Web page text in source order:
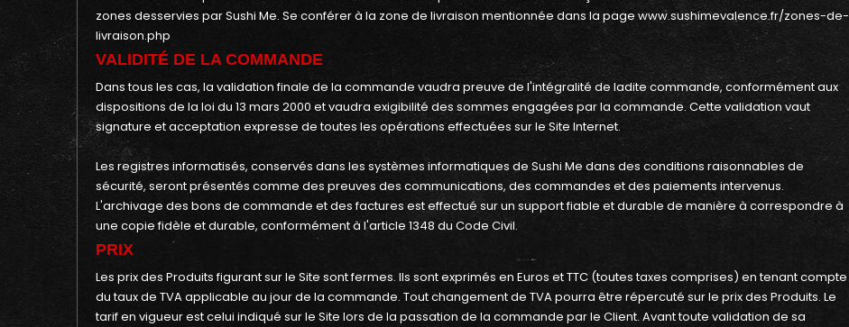
zones desservies par Sushi Me. Se conférer à la zone de livraison mentionnée dans la page www.sushimevalence.fr/zones-de-
livraison.php
VALIDITÉ DE LA COMMANDE
Dans tous les cas, la validation finale de la commande vaudra preuve de l'intégralité de ladite commande, conformément aux
dispositions de la loi du 13 mars 2000 et vaudra exigibilité des sommes engagées par la commande. Cette validation vaut
signature et acceptation expresse de toutes les opérations effectuées sur le Site Internet.
Les registres informatisés, conservés dans les systèmes informatiques de Sushi Me dans des conditions raisonnables de
sécurité, seront présentés comme des preuves des communications, des commandes et des paiements intervenus.
L'archivage des bons de commande et des factures est effectué sur un support fiable et durable de manière à correspondre à
une copie fidèle et durable, conformément à l'article 1348 du Code Civil.
PRIX
Les prix des Produits figurant sur le Site sont fermes. Ils sont exprimés en Euros et TTC (toutes taxes comprises) en tenant compte
du taux de TVA applicable au jour de la commande. Tout changement de TVA pourra être répercuté sur le prix des Produits. Le
tarif en vigueur est celui indiqué sur le Site lors de la passation de la commande par le Client. Avant toute validation de sa